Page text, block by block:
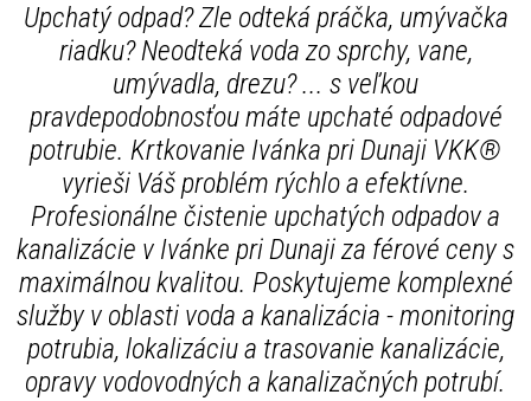
Upchatý odpad? Zle odteká práčka, umývačka
riadku? Neodteká voda zo sprchy, vane,
umývadla, drezu? ... s veľkou
pravdepodobnosťou máte upchaté odpadové
potrubie. Krtkovanie Ivánka pri Dunaji VKK®
vyrieši Váš problém rýchlo a efektívne.
Profesionálne čistenie upchatých odpadov a
kanalizácie v Ivánke pri Dunaji za férové ceny s
maximálnou kvalitou. Poskytujeme komplexné
služby v oblasti voda a kanalizácia - monitoring
potrubia, lokalizáciu a trasovanie kanalizácie,
opravy vodovodných a kanalizačných potrubí.